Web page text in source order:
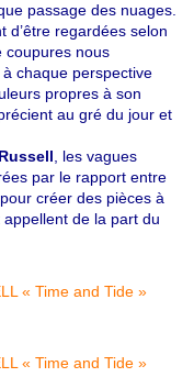
passage des nuages.
d’être regardées selon
coupures nous
chaque perspective
propres à son
au gré du jour et
, les vagues
par le rapport entre
créer des pièces à
de la part du